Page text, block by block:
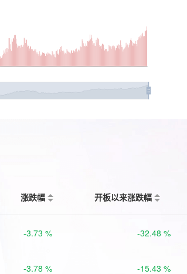
涨跌幅 开板以来涨跌幅
-3.73 % -32.48 %
-3.78 % -15.43 %